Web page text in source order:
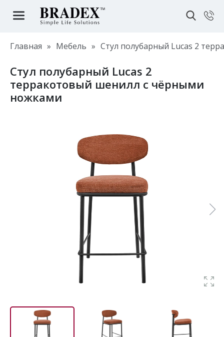
Главная » Мебель » Стул полубарный Lucas 2
Стул полубарный Lucas 2
терракотовый шенилл с чёрными
ножками